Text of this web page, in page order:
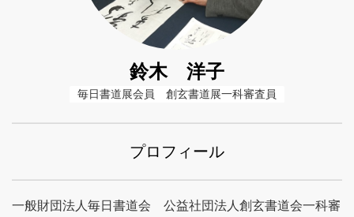
鈴木 洋子
毎日書道展会員　創玄書道展一科審査員
プロフィール
一般財団法人毎日書道会 公益社団法人創玄書道会一科審